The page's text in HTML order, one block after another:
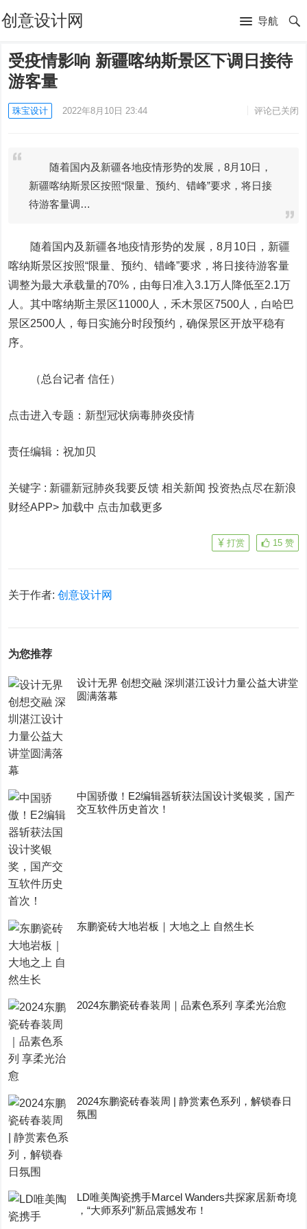
创意设计网 导航
受疫情影响 新疆喀纳斯景区下调日接待
游客量
珠宝设计 2022年8月10日 23:44 评论已关闭
随着国内及新疆各地疫情形势的发展，8月10日，
新疆喀纳斯景区按照“限量、预约、错峰”要求，将日接
待游客量调…
随着国内及新疆各地疫情形势的发展，8月10日，新疆
喀纳斯景区按照“限量、预约、错峰”要求，将日接待游客量
调整为最大承载量的70%，由每日准入3.1万人降低至2.1万
人。其中喀纳斯主景区11000人，禾木景区7500人，白哈巴
景区2500人，每日实施分时段预约，确保景区开放平稳有
序。
（总台记者 信任）
点击进入专题：新型冠状病毒肺炎疫情
责任编辑：祝加贝
关键字 : 新疆新冠肺炎我要反馈 相关新闻投资热点尽在新浪
财经APP> 加载中 点击加载更多
15 赞
打赏
关于作者:创意设计网
为您推荐
设计无界 创想交融 深圳湛江设计力量公益大讲堂
圆满落幕
中国骄傲！E2编辑器斩获法国设计奖银奖，国产
交互软件历史首次！
东鹏瓷砖大地岩板｜大地之上 自然生长
2024东鹏瓷砖春装周｜品素色系列 享柔光治愈
2024东鹏瓷砖春装周 | 静赏素色系列，解锁春日
氛围
LD唯美陶瓷携手Marcel Wanders共探家居新奇境
，“大师系列”新品震撼发布！